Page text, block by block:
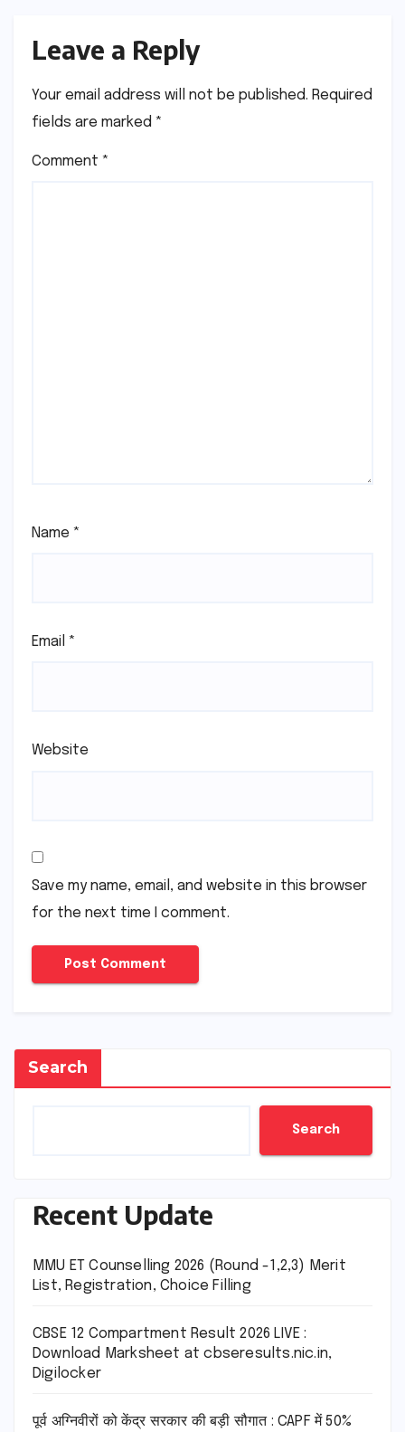
Leave a Reply
Your email address will not be published. Required
fields are marked *
Comment *
Name *
Email *
Website
Save my name, email, and website in this browser
for the next time I comment.
Search
Search
Recent Update
MMU ET Counselling 2026 (Round -1,2,3) Merit
List, Registration, Choice Filling
CBSE 12 Compartment Result 2026 LIVE :
Download Marksheet at cbseresults.nic.in,
Digilocker
पूर्व अग्निवीरों को केंद्र सरकार की बड़ी सौगात : CAPF में 50%